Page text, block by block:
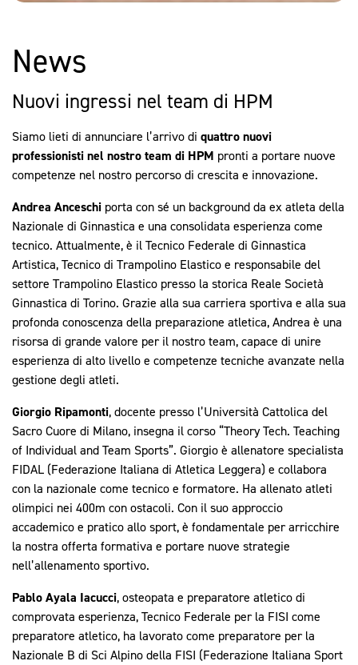
News
Nuovi ingressi nel team di HPM
Siamo lieti di annunciare l’arrivo di quattro nuovi
professionisti nel nostro team di HPM pronti a portare nuove
competenze nel nostro percorso di crescita e innovazione.
Andrea Anceschi porta con sé un background da ex atleta della
Nazionale di Ginnastica e una consolidata esperienza come
tecnico. Attualmente, è il Tecnico Federale di Ginnastica
Artistica, Tecnico di Trampolino Elastico e responsabile del
settore Trampolino Elastico presso la storica Reale Società
Ginnastica di Torino. Grazie alla sua carriera sportiva e alla sua
profonda conoscenza della preparazione atletica, Andrea è una
risorsa di grande valore per il nostro team, capace di unire
esperienza di alto livello e competenze tecniche avanzate nella
gestione degli atleti.
Giorgio Ripamonti, docente presso l’Università Cattolica del
Sacro Cuore di Milano, insegna il corso “Theory Tech. Teaching
of Individual and Team Sports”. Giorgio è allenatore specialista
FIDAL (Federazione Italiana di Atletica Leggera) e collabora
con la nazionale come tecnico e formatore. Ha allenato atleti
olimpici nei 400m con ostacoli. Con il suo approccio
accademico e pratico allo sport, è fondamentale per arricchire
la nostra offerta formativa e portare nuove strategie
nell’allenamento sportivo.
Pablo Ayala Iacucci, osteopata e preparatore atletico di
comprovata esperienza, Tecnico Federale per la FISI come
preparatore atletico, ha lavorato come preparatore per la
Nazionale B di Sci Alpino della FISI (Federazione Italiana Sport